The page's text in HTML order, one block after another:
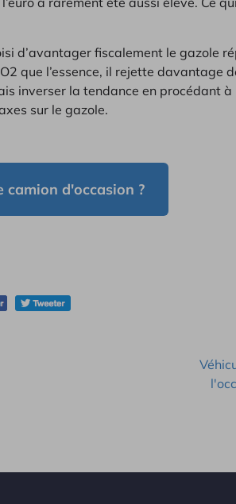
d’avantager fiscalement le gazole
que l’essence, il rejette davantage
inverser la tendance en procédant à
sur le gazole.
camion d'occasion ?